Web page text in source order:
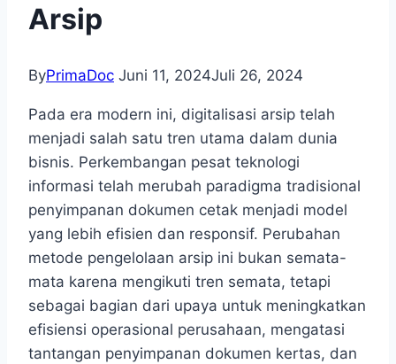
Arsip
ByPrimaDoc Juni 11, 2024Juli 26, 2024
Pada era modern ini, digitalisasi arsip telah
menjadi salah satu tren utama dalam dunia
bisnis. Perkembangan pesat teknologi
informasi telah merubah paradigma tradisional
penyimpanan dokumen cetak menjadi model
yang lebih efisien dan responsif. Perubahan
metode pengelolaan arsip ini bukan semata-
mata karena mengikuti tren semata, tetapi
sebagai bagian dari upaya untuk meningkatkan
efisiensi operasional perusahaan, mengatasi
tantangan penyimpanan dokumen kertas, dan